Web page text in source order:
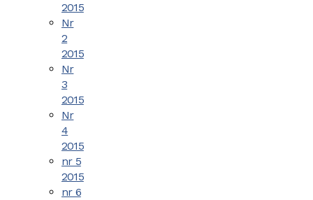
2015
Nr
2
2015
Nr
3
2015
Nr
4
2015
nr 5
2015
nr 6